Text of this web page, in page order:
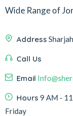
Wide Range of
Address
Call Us
Email
Hours 9 AM -
Friday